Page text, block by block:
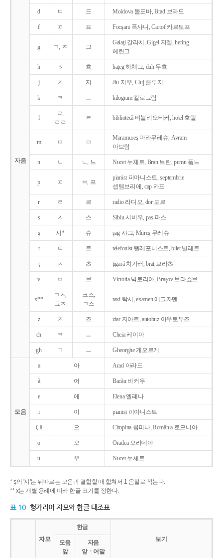
자음
d ㄷ 드 Moldova 몰도바, Brad 브라드
f ㅍ 프 Focşani 폭샤니, Cartof 카르토프
g ㄱ, ㅈ 그
Galaţi 갈라치, Gigel 지젤, hering
헤린그
h ㅎ 흐 haţeg 하체그, duh 두흐
j ㅈ 지 Jiu 지우, Cluj 클루지
k ㅋ ㅡ kilogram 킬로그람
l
ㄹ,
ㄹㄹ
ㄹ bibliotecǎ 비블리오테커, hotel 호텔
m ㅁ ㅁ
Maramureş 마라무레슈, Avram
아브람
n ㄴ ㄴ, 느 Nucet 누체트, Bran 브란, pumn 품느
p ㅍ ㅂ, 프
pianist 피아니스트, septembrie
셉템브리에, cap 카프
r ㄹ 르 radio 라디오, dor 도르
s ㅅ 스 Sibiu 시비우, pas 파스
ş 시* 슈 şag 샤그, Mureş 무레슈
t ㅌ 트 telefonist 텔레포니스트, bilet 빌레트
ţ ㅊ 츠 ţigarǎ 치가러, braţ 브라츠
v ㅂ 브 Victoria 빅토리아, Braşov 브라쇼브
x**
ㄱㅅ,
그ㅈ
크스,
ㄱ스
taxi 탁시, examen 에그자멘
z ㅈ 즈 ziar 지아르, autobuz 아우토부즈
ch ㅋ ㅡ Cheia 케이아
gh ㄱ ㅡ Gheorghe 게오르게
모음
a 아 Arad 아라드
ǎ 어 Bacǎu 바커우
e 에 Elena 엘레나
i 이 pianist 피아니스트
î, â 으 Cîmpina 큼피나, România 로므니아
o 오 Oradea 오라데아
u 우 Nucet 누체트
* ş의 '시'는 뒤따르는 모음과 결합할 때 합쳐서 1 음절로 적는다.
** x는 개별 용례에 따라 한글 표기를 정한다.
표 10 헝가리어 자모와 한글 대조표
자모
한글
보기
모음
앞
자음
앞ㆍ어말